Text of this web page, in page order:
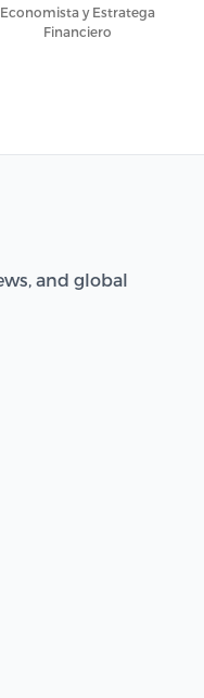
Economista y Estratega
Financiero
and global